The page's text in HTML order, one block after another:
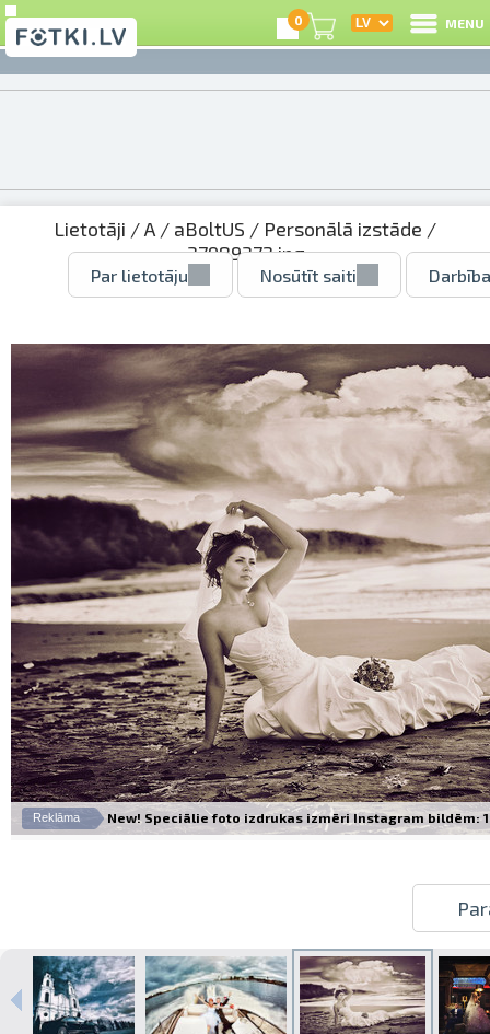
0 MENU
Lietotāji /A / aBoltUS / Personālā izstāde /
37989372.jpg
Par lietotāju Nosūtīt saiti
Reklāma New! Speciālie foto izdrukas izmēri Instagram bildēm: